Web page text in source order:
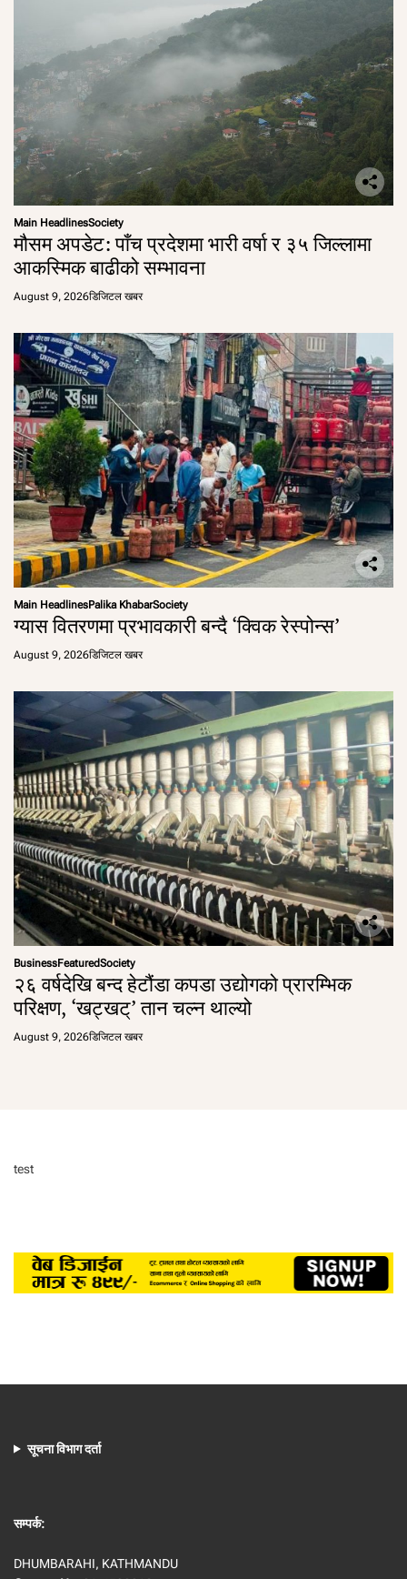
Main HeadlinesSociety
मौसम अपडेट: पाँच प्रदेशमा भारी वर्षा र ३५ जिल्लामा
आकस्मिक बाढीको सम्भावना
August 9, 2026डिजिटल खबर
Main HeadlinesPalika KhabarSociety
ग्यास वितरणमा प्रभावकारी बन्दै ‘क्विक रेस्पोन्स’
August 9, 2026डिजिटल खबर
BusinessFeaturedSociety
२६ वर्षदेखि बन्द हेटौंडा कपडा उद्योगको प्रारम्भिक
परिक्षण, ‘खट्खट्’ तान चल्न थाल्यो
August 9, 2026डिजिटल खबर
test
सूचना विभाग दर्ता
सम्पर्क:
DHUMBARAHI, KATHMANDU